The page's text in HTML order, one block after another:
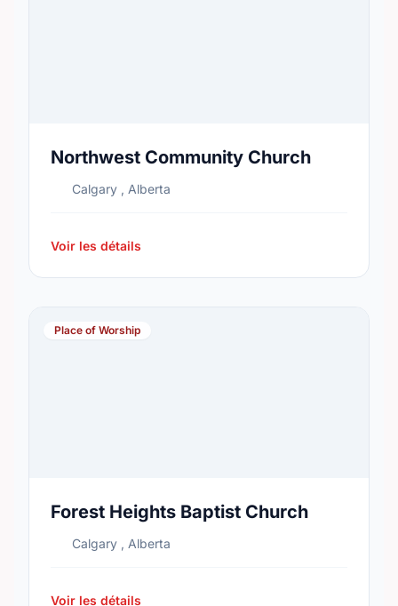
Northwest Community Church
Calgary , Alberta
Voir les détails
Place of Worship
Forest Heights Baptist Church
Calgary , Alberta
Voir les détails